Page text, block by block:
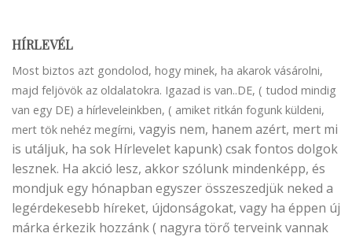
HÍRLEVÉL
Most biztos azt gondolod, hogy minek, ha akarok vásárolni,
majd feljövök az oldalatokra. Igazad is van..DE, ( tudod mindig
van egy DE) a hírleveleinkben, ( amiket ritkán fogunk küldeni,
mert tök nehéz megírni, vagyis nem, hanem azért, mert mi
is utáljuk, ha sok Hírlevelet kapunk) csak fontos dolgok
lesznek. Ha akció lesz, akkor szólunk mindenképp, és
mondjuk egy hónapban egyszer összeszedjük neked a
legérdekesebb híreket, újdonságokat, vagy ha éppen új
márka érkezik hozzánk ( nagyra törő terveink vannak